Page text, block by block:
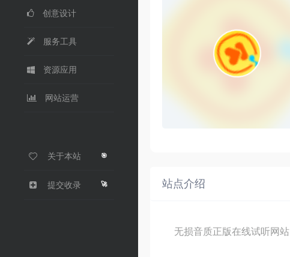
创意设计
服务工具
资源应用
网站运营
关于本站 🎯
提交收录 🚀 站点介绍
无损音质正版在线试听网站